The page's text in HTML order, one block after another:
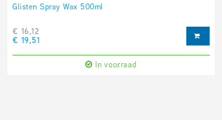
Glisten Spray Wax 500ml
€ 16,12
€ 19,51
In voorraad